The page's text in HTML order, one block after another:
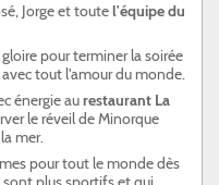
Jorge et toutel'équipe du
pour terminer la soirée
tout l'amour du monde.
énergie aurestaurant La
le réveil de Minorque
mer.
pour tout le monde dès